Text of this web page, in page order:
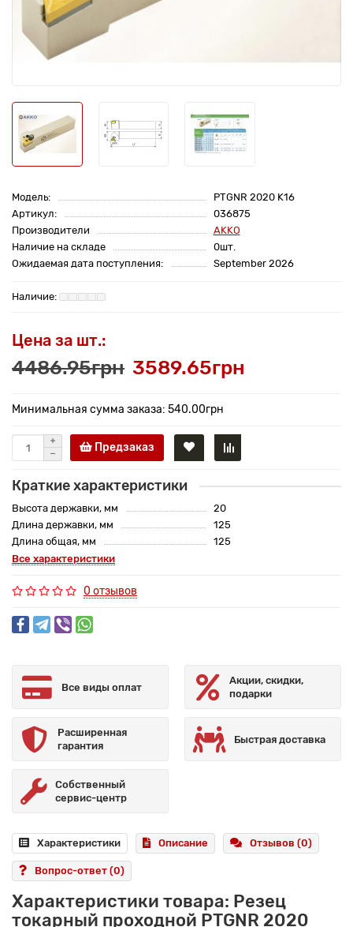
Модель:
PTGNR 2020 K16
Артикул:
036875
Производители
AKKO
Наличие на складе
0шт.
Ожидаемая дата поступления:
September 2026
Цена за шт.:
4486.95грн 3589.65грн
Минимальная сумма заказа: 540.00грн
Предзаказ
Краткие характеристики
Высота державки, мм
20
Длина державки, мм
125
Длина общая, мм
125
Все характеристики
0 отзывов
Все виды оплат
Акции, скидки,
подарки
Расширенная
гарантия
Быстрая доставка
Собственный
сервис-центр
Характеристики Описание Отзывов (0)
Вопрос-ответ (0)
Характеристики товара: Резец
токарный проходной PTGNR 2020